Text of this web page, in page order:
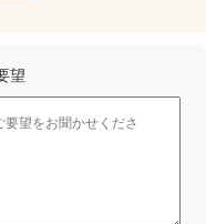
望